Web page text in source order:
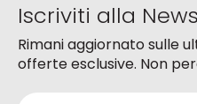
Iscriviti alla
Rimani aggiornato sulle
offerte esclusive. Non